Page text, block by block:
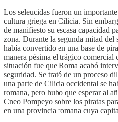
Los seleucidas fueron un
cultura griega en Cilicia. Sin
de manifiesto su escasa capacidad
zona. Durante la segunda mitad
había convertido en una base de
manera pésima el trágico comercial
situación fue que Roma acabó
seguridad. Se trató de un proceso
una parte de Cilicia occidental se
romana, pero hubo que esperar al
Cneo Pompeyo sobre los piratas
en una provincia romana cuya